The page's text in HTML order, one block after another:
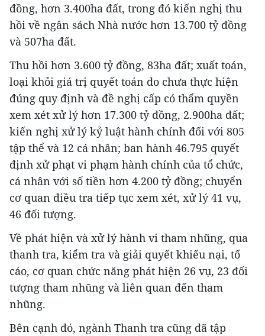
đồng, hơn 3.400ha đất, trong đó kiến nghị thu
hồi về ngân sách Nhà nước hơn 13.700 tỷ đồng
và 507ha đất.
Thu hồi hơn 3.600 tỷ đồng, 83ha đất; xuất toán,
loại khỏi giá trị quyết toán do chưa thực hiện
đúng quy định và đề nghị cấp có thẩm quyền
xem xét xử lý hơn 17.300 tỷ đồng, 2.900ha đất;
kiến nghị xử lý kỷ luật hành chính đối với 805
tập thể và 12 cá nhân; ban hành 46.795 quyết
định xử phạt vi phạm hành chính của tổ chức,
cá nhân với số tiền hơn 4.200 tỷ đồng; chuyển
cơ quan điều tra tiếp tục xem xét, xử lý 41 vụ,
46 đối tượng.
Về phát hiện và xử lý hành vi tham nhũng, qua
thanh tra, kiểm tra và giải quyết khiếu nại, tố
cáo, cơ quan chức năng phát hiện 26 vụ, 23 đối
tượng tham nhũng và liên quan đến tham
nhũng.
Bên cạnh đó, ngành Thanh tra cũng đã tập